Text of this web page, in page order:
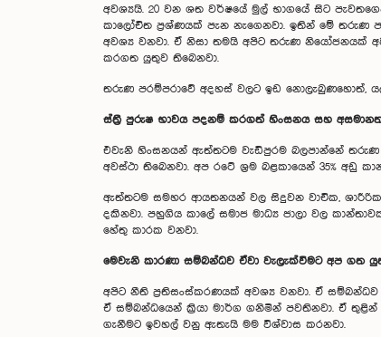
අවශ්‍යයි. 20 වන ශත වර්ෂයේ මුල් භාගයේ සිට
කාලෝචිත ප්‍රශ්ණයක් පැන නැගෙනවා. ඉතින් මේ තරුණ
අවශ්‍ය වනවා. ඒ නිසා තමයි අපිට තරුණ නියෝජනයක්
කරගත යුතුව තිබෙනවා.
තරුණ පරම්පරාවේ අදහස් වලට ඉඩ නොලැබුණහොත්,
ස්ත්‍රී පුරුෂ භාවය පදනම් කරගත් හිංසනය සහ
එවැනි හිංසනයන් ඇත්තටම වැඩිපුරම බලපාන්නේ
අවස්ථා තිබෙනවා. අප රටේ ශ්‍රම බළකායෙන් 35% අඩු
ඇත්තටම සමහර ආයතනයන් වල සිදුවන වාචික,
දකිනවා. පහුගිය කාලේ සමාජ මාධ්‍ය ජාලා වල
හේතු කාරක වනවා.
මෙවැනි කාරණා සම්බන්ධව ඒවා වැලැක්වීමට අප ගත
අපිට නීති ප්‍රතිසංස්කරණයක් අවශ්‍ය වනවා. ඒ
ඒ සම්බන්ධයෙන් ක්‍රියා මාර්ග ගනිමින් පවතිනවා. ඒ
ගැනීමට ඉවහල් වනු ඇතැයි මම විශ්වාස කරනවා.